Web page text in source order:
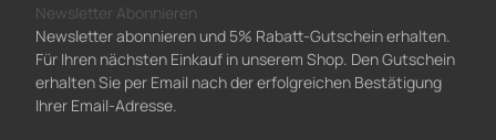
Newsletter Abonnieren
Newsletter abonnieren und 5% Rabatt-Gutschein erhalten.
Für Ihren nächsten Einkauf in unserem Shop. Den Gutschein
erhalten Sie per Email nach der erfolgreichen Bestätigung
Ihrer Email-Adresse.